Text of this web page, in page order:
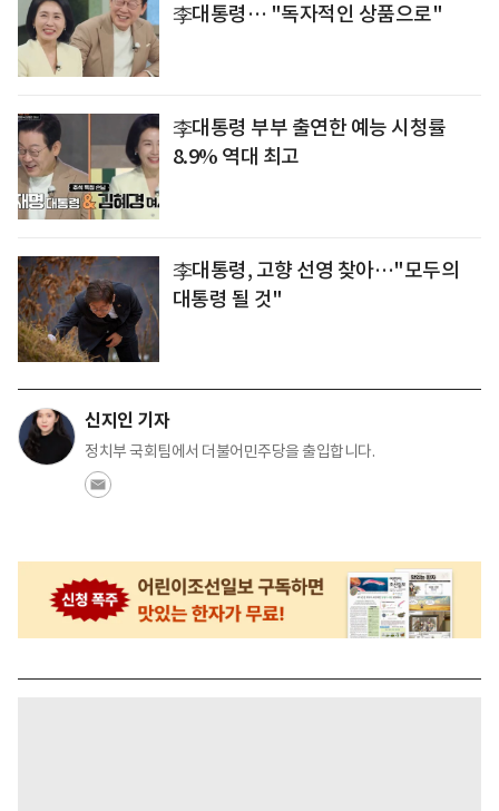
李대통령… "독자적인 상품으로"
李대통령 부부 출연한 예능 시청률
8.9% 역대 최고
李대통령, 고향 선영 찾아…"모두의
대통령 될 것"
신지인 기자
정치부 국회팀에서 더불어민주당을 출입합니다.